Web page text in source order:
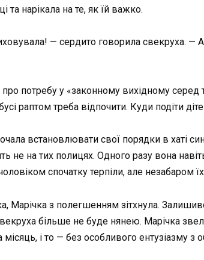
та нарікала на те, як їй важко.
— сердито говорила свекруха. —
потребу у «законному вихідному
раптом треба відпочити. Куди подіти
встановлювати свої порядки в хаті
не на тих полицях. Одного разу вона
спочатку терпіли, але незабаром
Марічка з полегшенням зітхнула.
більше не буде нянею. Марічка
і то — без особливого ентузіазму з